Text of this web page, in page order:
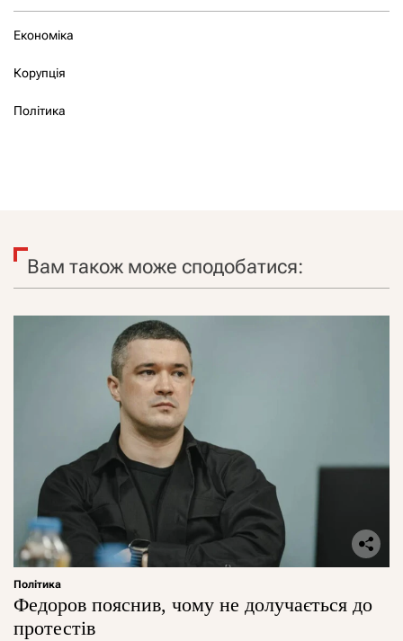
Економіка
Корупція
Політика
Вам також може сподобатися:
Політика
Федоров пояснив, чому не долучається до
протестів